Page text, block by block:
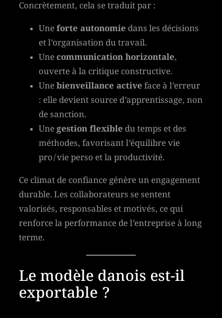
Concrètement, cela se traduit par :
Uneforte autonomie dans les décisions
et l’organisation du travail.
Unecommunication horizontale,
ouverte à la critique constructive.
Unebienveillance activeface à l’erreur
: elle devient source d’apprentissage, non
de sanction.
Unegestion flexible du temps et des
méthodes, favorisant l’équilibre vie
pro/vie perso et la productivité.
Ce climat de confiance génère un engagement
durable. Les collaborateurs se sentent
valorisés, responsables et motivés, ce qui
renforce la performance de l’entreprise à long
terme.
Le modèle danois est-il
exportable ?